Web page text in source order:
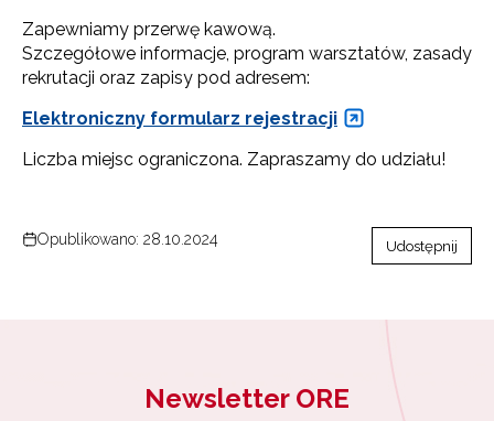
Zapewniamy przerwę kawową.
Szczegółowe informacje, program warsztatów, zasady
rekrutacji oraz zapisy pod adresem:
Elektroniczny formularz rejestracji
Liczba miejsc ograniczona. Zapraszamy do udziału!
Opublikowano: 28.10.2024 Udostępnij
Newsletter ORE
Newsletter ORE